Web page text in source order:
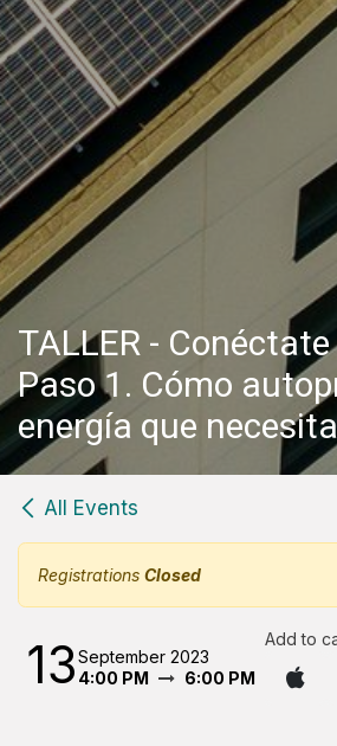
TALLER -
Paso 1. Cómo
energía que
All Events
Registrations Closed
13September 2023
4:00 PM
6:00 PM
Add to